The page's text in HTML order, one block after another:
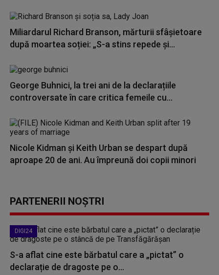
Miliardarul Richard Branson, mărturii sfâșietoare
după moartea soției: „S-a stins repede și...
George Buhnici, la trei ani de la declarațiile
controversate în care critica femeile cu...
Nicole Kidman şi Keith Urban se despart după
aproape 20 de ani. Au împreună doi copii minori
PARTENERII NOȘTRI
DIGI24
S-a aflat cine este bărbatul care a „pictat” o
declarație de dragoste pe o...